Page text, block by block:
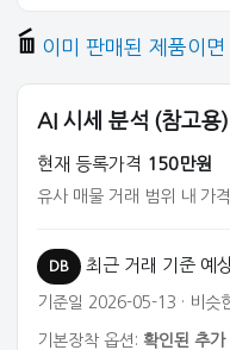
이미 판매된 제품이
AI 시세 분석 (참고용)
현재 등록가격 150만원
유사 매물 거래 범위 내 가
DB 최근 거래 기준 예
기준일 2026-05-13 · 비슷
기본장착 옵션: 확인된 추가